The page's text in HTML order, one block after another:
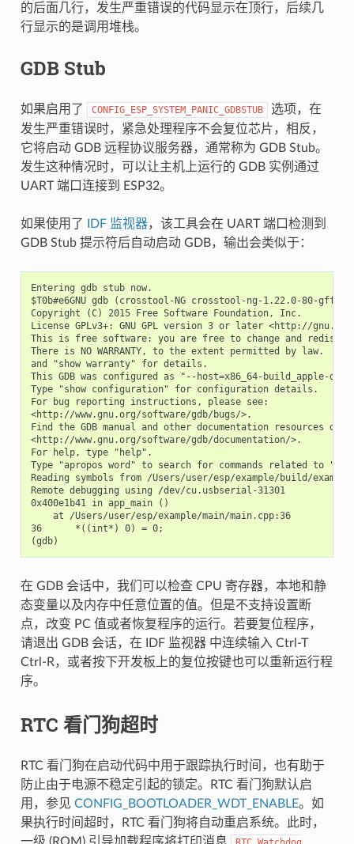
的后面几行，发生严重错误的代码显示在顶行，后续几
行显示的是调用堆栈。
GDB Stub
如果启用了 CONFIG_ESP_SYSTEM_PANIC_GDBSTUB
选项，在
发生严重错误时，紧急处理程序不会复位芯片，相反，
它将启动 GDB 远程协议服务器，通常称为 GDB Stub。
发生这种情况时，可以让主机上运行的 GDB 实例通过
UART 端口连接到 ESP32。
如果使用了 IDF 监视器，该工具会在 UART 端口检测到
GDB Stub 提示符后自动启动 GDB，输出会类似于：
Entering gdb stub now.
$T0b#e6GNU gdb (crosstool-NG crosstool-ng-1.22.0-80-
Copyright (C) 2015 Free Software Foundation, Inc.
License GPLv3+: GNU GPL version 3 or later <http://
This is free software: you are free to change and
There is NO WARRANTY, to the extent permitted by law.
and "show warranty" for details.
This GDB was configured as "--host=x86_64-build_apple-
Type "show configuration" for configuration details.
For bug reporting instructions, please see:
<http://www.gnu.org/software/gdb/bugs/>.
Find the GDB manual and other documentation resources
<http://www.gnu.org/software/gdb/documentation/>.
For help, type "help".
Type "apropos word" to search for commands related to
Reading symbols from /Users/user/esp/example/build/
Remote debugging using /dev/cu.usbserial-31301
0x400e1b41 in app_main ()
    at /Users/user/esp/example/main/main.cpp:36
36      *((int*) 0) = 0;
在 GDB 会话中，我们可以检查 CPU 寄存器，本地和静
态变量以及内存中任意位置的值。但是不支持设置断
点，改变 PC 值或者恢复程序的运行。若要复位程序，
请退出 GDB 会话，在 IDF 监视器 中连续输入 Ctrl-T
Ctrl-R，或者按下开发板上的复位按键也可以重新运行程
序。
RTC 看门狗超时
RTC 看门狗在启动代码中用于跟踪执行时间，也有助于
防止由于电源不稳定引起的锁定。RTC 看门狗默认启
用，参见 CONFIG_BOOTLOADER_WDT_ENABLE。如
果执行时间超时，RTC 看门狗将自动重启系统。此时，